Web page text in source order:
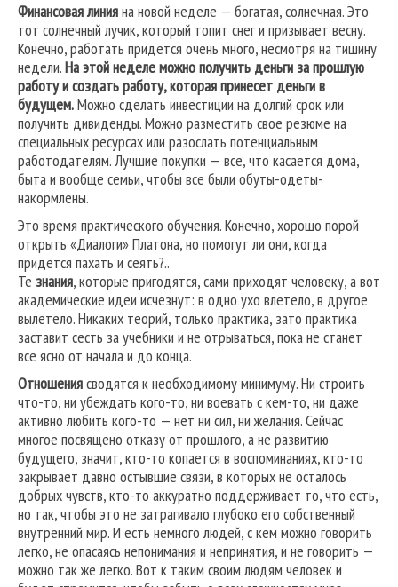
Финансовая линияна новой неделе — богатая, солнечная. Это
тот солнечный лучик, который топит снег и призывает весну.
Конечно, работать придется очень много, несмотря на тишину
недели.На этой неделе можно получить деньги за прошлую
работу и создать работу, которая принесет деньги в
будущем.Можно сделать инвестиции на долгий срок или
получить дивиденды. Можно разместить свое резюме на
специальных ресурсах или разослать потенциальным
работодателям. Лучшие покупки — все, что касается дома,
быта и вообще семьи, чтобы все были обуты-одеты-
накормлены.
Это время практического обучения. Конечно, хорошо порой
открыть «Диалоги» Платона, но помогут ли они, когда
придется пахать и сеять?..
Те знания, которые пригодятся, сами приходят человеку, а вот
академические идеи исчезнут: в одно ухо влетело, в другое
вылетело. Никаких теорий, только практика, зато практика
заставит сесть за учебники и не отрываться, пока не станет
все ясно от начала и до конца.
Отношениясводятся к необходимому минимуму. Ни строить
что-то, ни убеждать кого-то, ни воевать с кем-то, ни даже
активно любить кого-то — нет ни сил, ни желания. Сейчас
многое посвящено отказу от прошлого, а не развитию
будущего, значит, кто-то копается в воспоминаниях, кто-то
закрывает давно остывшие связи, в которых не осталось
добрых чувств, кто-то аккуратно поддерживает то, что есть,
но так, чтобы это не затрагивало глубоко его собственный
внутренний мир. И есть немного людей, с кем можно говорить
легко, не опасаясь непонимания и непринятия, и не говорить —
можно так же легко. Вот к таким своим людям человек и